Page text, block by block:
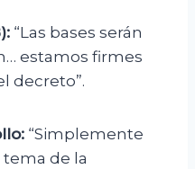
“Las bases serán
estamos firmes
decreto”.
“Simplemente
de la